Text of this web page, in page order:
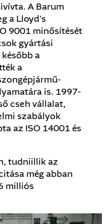
A Barum
a Lloyd's
9001 minősítését
gyártási
a
a
is. 1997-
cseh vállalat,
szabályok
az ISO 14001 és
tudniillik az
még abban
milliós